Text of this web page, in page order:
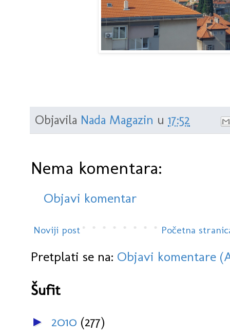
Objavila Nada Magazin u 17:52
Nema komentara:
Objavi komentar
Noviji post Početna
Pretplati se na: Objavi komentare
Šufit
► 2010 (277)